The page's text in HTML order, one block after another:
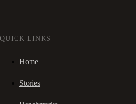
QUICK LINKS
Home
Stories